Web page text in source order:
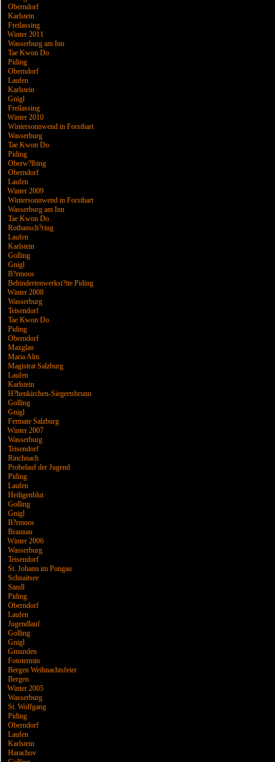
Oberndorf
Karlstein
Freilassing
Winter 2011
Wasserburg am Inn
Tae Kwon Do
Piding
Oberndorf
Laufen
Karlstein
Gnigl
Freilassing
Winter 2010
Wintersonnwend in Forsthart
Wasserburg
Tae Kwon Do
Piding
Oberw?lbing
Oberndorf
Laufen
Winter 2009
Wintersonnwend in Forsthart
Wasserburg am Inn
Tae Kwon Do
Rothansch?ring
Laufen
Karlstein
Golling
Gnigl
B?rmoos
Behindertenwerkst?tte Piding
Winter 2008
Wasserburg
Teisendorf
Tae Kwon Do
Piding
Oberndorf
Maxglan
Maria Alm
Magistrat Salzburg
Laufen
Karlstein
H?henkirchen-Siegertsbrunn
Golling
Gnigl
Fermate Salzburg
Winter 2007
Wasserburg
Teisendorf
Rinchnach
Probelauf der Jugend
Piding
Laufen
Heiligenblut
Golling
Gnigl
B?rmoos
Braunau
Winter 2006
Wasserburg
Teisendorf
St. Johann im Pongau
Schnaitsee
Sandl
Piding
Oberndorf
Laufen
Jugendlauf
Golling
Gnigl
Gmunden
Fototermin
Bergen Weihnachtsfeier
Bergen
Winter 2005
Wasserburg
St. Wolfgang
Piding
Oberndorf
Laufen
Karlstein
Harachov